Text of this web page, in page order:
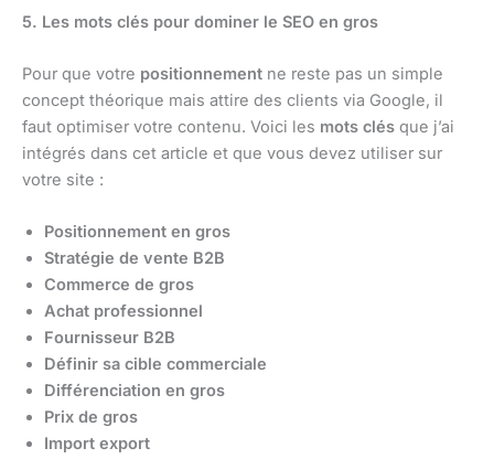
5. Les mots clés pour dominer le SEO en gros
Pour que votre positionnement ne reste pas un simple
concept théorique mais attire des clients via Google, il
faut optimiser votre contenu. Voici les mots clés que j’ai
intégrés dans cet article et que vous devez utiliser sur
votre site :
Positionnement en gros
Stratégie de vente B2B
Commerce de gros
Achat professionnel
Fournisseur B2B
Définir sa cible commerciale
Différenciation en gros
Prix de gros
Import export